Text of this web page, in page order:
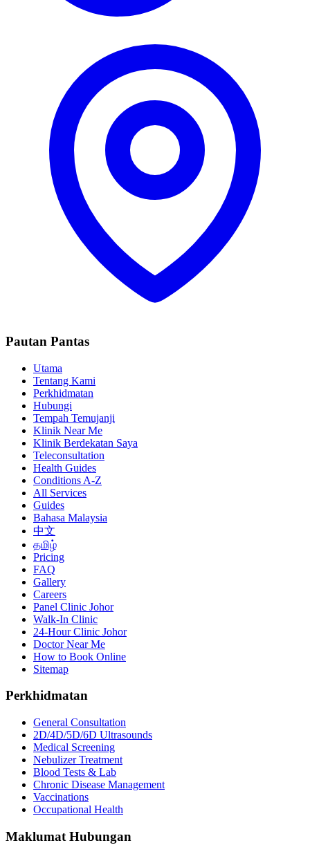
Pautan Pantas
Utama
Tentang Kami
Perkhidmatan
Hubungi
Tempah Temujanji
Klinik Near Me
Klinik Berdekatan Saya
Teleconsultation
Health Guides
Conditions A-Z
All Services
Guides
Bahasa Malaysia
中文
தமிழ்
Pricing
FAQ
Gallery
Careers
Panel Clinic Johor
Walk-In Clinic
24-Hour Clinic Johor
Doctor Near Me
How to Book Online
Sitemap
Perkhidmatan
General Consultation
2D/4D/5D/6D Ultrasounds
Medical Screening
Nebulizer Treatment
Blood Tests & Lab
Chronic Disease Management
Vaccinations
Occupational Health
Maklumat Hubungan